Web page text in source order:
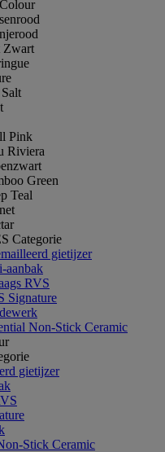
Zwart
Salt
Pink
Riviera
Green
Teal
Categorie
gietijzer
aanbak
RVS
Signature
Non-Stick Ceramic
gietijzer
Stick Ceramic